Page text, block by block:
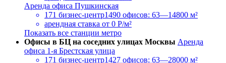
Аренда офиса Пушкинская
171 бизнес-центр1490 офисов: 63—14800 м²
арендная ставка от 0 Р/м²
Показать все станции метро
Офисы в БЦ на соседних улицах Москвы Аренда
офиса 1-я Брестская улица
171 бизнес-центр1427 офисов: 63—28000 м²